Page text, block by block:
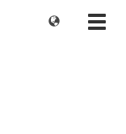
Change